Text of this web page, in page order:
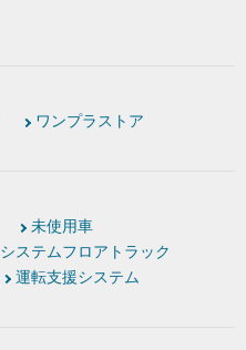
ワンプラストア
未使用車
システムフロアトラック
運転支援システム